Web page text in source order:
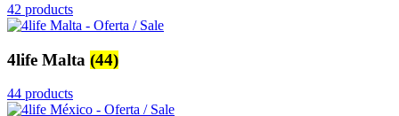
42 products
4life Malta (44)
44 products